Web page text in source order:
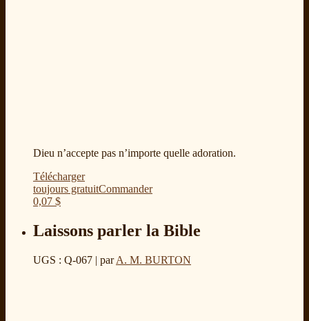
Dieu n’accepte pas n’importe quelle adoration.
Télécharger
toujours gratuitCommander
0,07 $
Laissons parler la Bible
UGS : Q-067 | parA. M. BURTON